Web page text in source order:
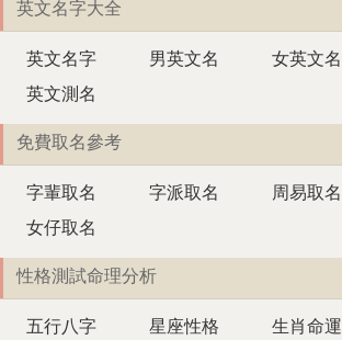
英文名字大全
英文名字 男英文名 女英文名
英文測名
免費取名參考
字輩取名 字派取名 周易取名
女仔取名
性格測試命理分析
五行八字 星座性格 生肖命運